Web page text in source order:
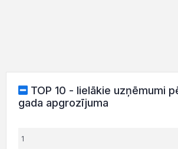
TOP 10 - lielākie uzņēmumi
gada apgrozījuma
1